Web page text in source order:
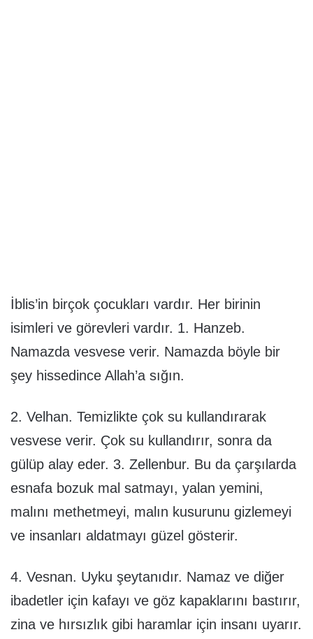
İblis’in birçok çocukları vardır. Her birinin
isimleri ve görevleri vardır. 1. Hanzeb.
Namazda vesvese verir. Namazda böyle bir
şey hissedince Allah’a sığın.
2. Velhan. Temizlikte çok su kullandırarak
vesvese verir. Çok su kullandırır, sonra da
gülüp alay eder. 3. Zellenbur. Bu da çarşılarda
esnafa bozuk mal satmayı, yalan yemini,
malını methetmeyi, malın kusurunu gizlemeyi
ve insanları aldatmayı güzel gösterir.
4. Vesnan. Uyku şeytanıdır. Namaz ve diğer
ibadetler için kafayı ve göz kapaklarını bastırır,
zina ve hırsızlık gibi haramlar için insanı uyarır.